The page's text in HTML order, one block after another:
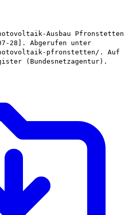
Ausbau Pfronstetten
28]. Abgerufen unter
pfronstetten/. Auf
(Bundesnetzagentur).